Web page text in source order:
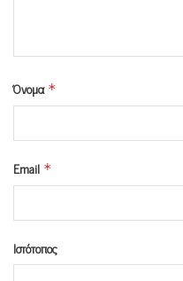
Όνομα *
Email *
Ιστότοπος